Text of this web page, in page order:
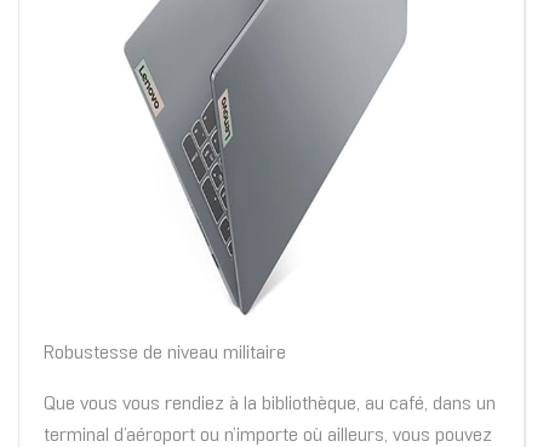
Robustesse de niveau militaire
Que vous vous rendiez à la bibliothèque, au café, dans un
terminal d’aéroport ou n’importe où ailleurs, vous pouvez